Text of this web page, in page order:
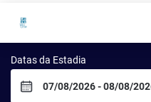
Hotel Via
Datas da Estadia